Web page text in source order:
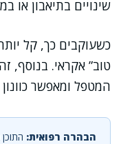
שינויים בתיאבון או
כשעוקבים כך, קל
טוב” אקראי. בנוסף,
המטפל ומאפשר
הבהרה רפואית: